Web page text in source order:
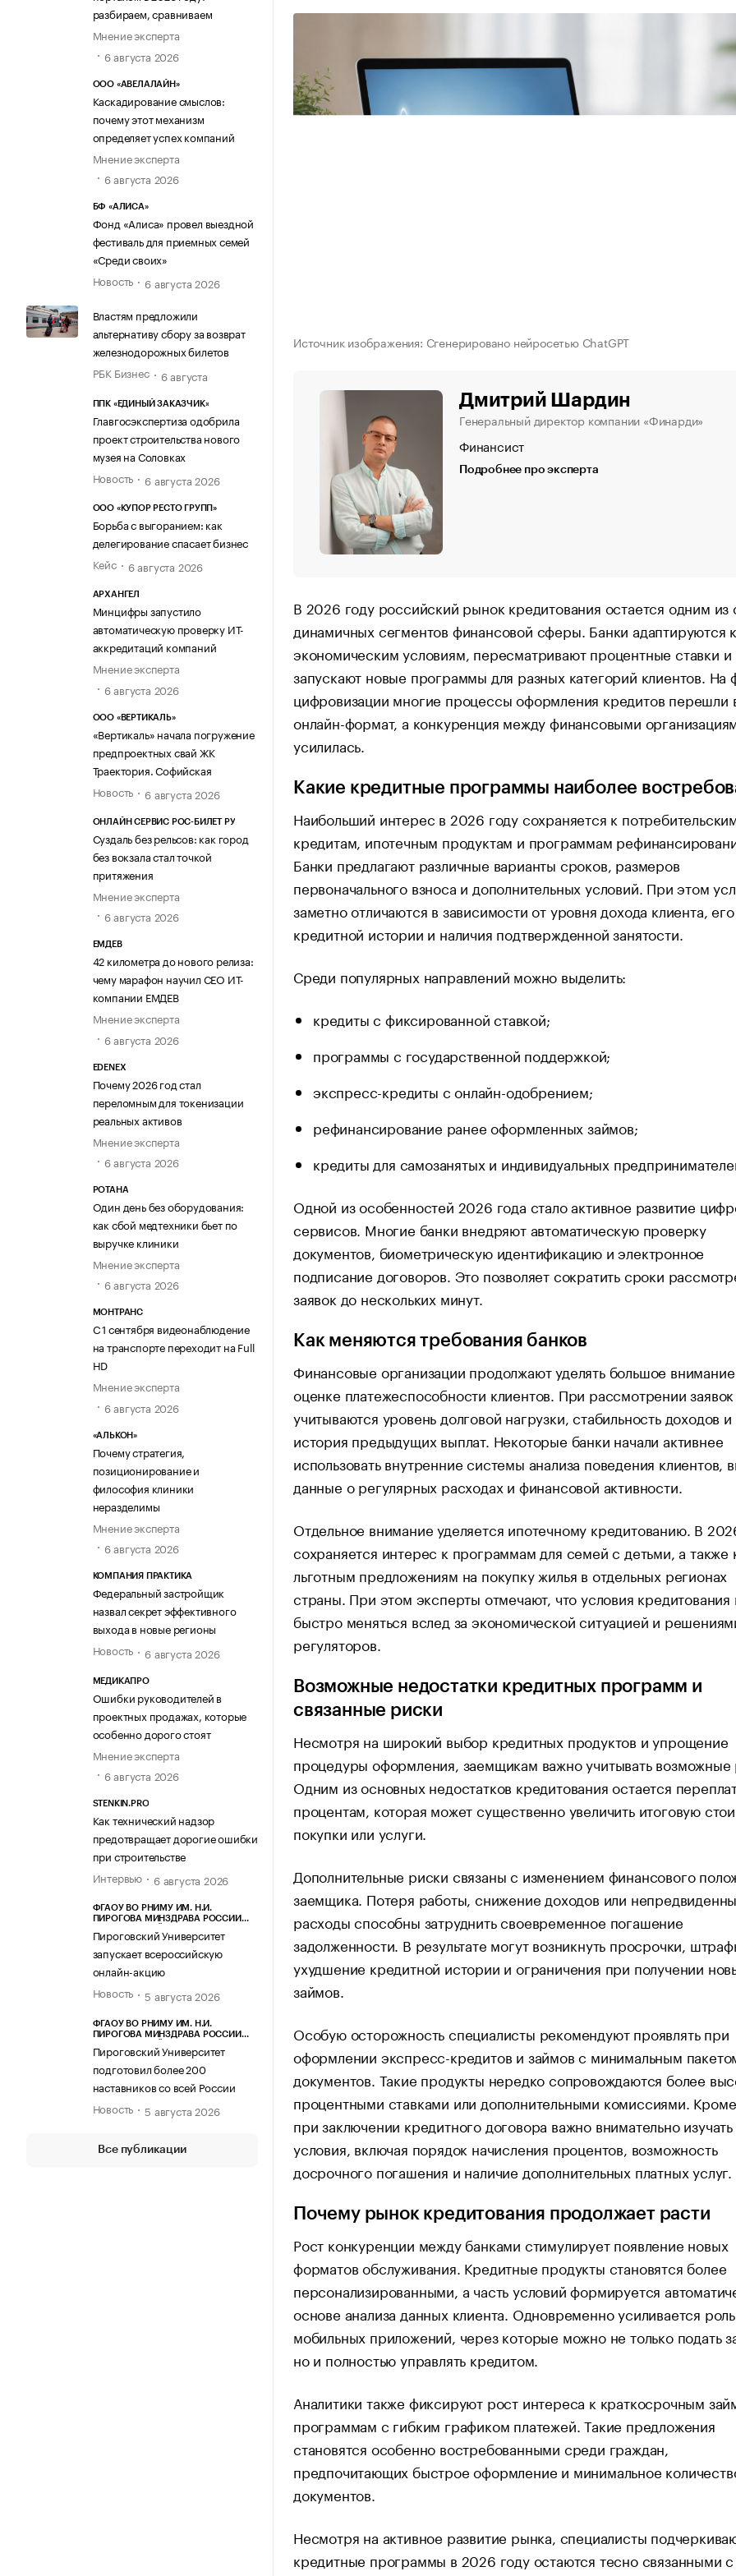
разбираем, сравниваем
Мнение эксперта
6 августа 2026
ООО «АВЕЛАЛАЙН»
Каскадирование смыслов:
почему этот механизм
определяет успех компаний
Мнение эксперта
6 августа 2026
БФ «АЛИСА»
Фонд «Алиса» провел выездной
фестиваль для приемных семей
«Среди своих»
Новость
6 августа 2026
Властям предложили
альтернативу сбору за возврат
железнодорожных билетов
РБК Бизнес
6 августа
ППК «ЕДИНЫЙ ЗАКАЗЧИК»
Главгосэкспертиза одобрила
проект строительства нового
музея на Соловках
Новость
6 августа 2026
ООО «КУПОР РЕСТО ГРУПП»
Борьба с выгоранием: как
делегирование спасает бизнес
Кейс
6 августа 2026
АРХАНГЕЛ
Минцифры запустило
автоматическую проверку ИТ-
аккредитаций компаний
Мнение эксперта
6 августа 2026
ООО «ВЕРТИКАЛЬ»
«Вертикаль» начала погружение
предпроектных свай ЖК
Траектория. Софийская
Новость
6 августа 2026
ОНЛАЙН СЕРВИС РОС-БИЛЕТ РУ
Суздаль без рельсов: как город
без вокзала стал точкой
притяжения
Мнение эксперта
6 августа 2026
ЕМДЕВ
42 километра до нового релиза:
чему марафон научил СЕО ИТ-
компании ЕМДЕВ
Мнение эксперта
6 августа 2026
EDENEX
Почему 2026 год стал
переломным для токенизации
реальных активов
Мнение эксперта
6 августа 2026
РОТАНА
Один день без оборудования:
как сбой медтехники бьет по
выручке клиники
Мнение эксперта
6 августа 2026
МОНТРАНС
С 1 сентября видеонаблюдение
на транспорте переходит на Full
HD
Мнение эксперта
6 августа 2026
«АЛЬКОН»
Почему стратегия,
позиционирование и
философия клиники
неразделимы
Мнение эксперта
6 августа 2026
КОМПАНИЯ ПРАКТИКА
Федеральный застройщик
назвал секрет эффективного
выхода в новые регионы
Новость
6 августа 2026
МЕДИКАПРО
Ошибки руководителей в
проектных продажах, которые
особенно дорого стоят
Мнение эксперта
6 августа 2026
STENKIN.PRO
Как технический надзор
предотвращает дорогие ошибки
при строительстве
Интервью
6 августа 2026
ФГАОУ ВО РНИМУ ИМ. Н.И.
ПИРОГОВА МИНЗДРАВА РОССИИ
Пироговский Университет
запускает всероссийскую
онлайн-акцию
Новость
5 августа 2026
ФГАОУ ВО РНИМУ ИМ. Н.И.
ПИРОГОВА МИНЗДРАВА РОССИИ
Пироговский Университет
подготовил более 200
наставников со всей России
Новость
5 августа 2026
Все публикации
Источник изображения: Сгенерировано нейросетью ChatGPT
Дмитрий Шардин
Генеральный директор компании «Финарди»
Финансист
Подробнее про эксперта
В 2026 году российский рынок кредитования остается одним из
динамичных сегментов финансовой сферы. Банки адаптируются к
экономическим условиям, пересматривают процентные ставки и
запускают новые программы для разных категорий клиентов. На
цифровизации многие процессы оформления кредитов перешли
онлайн-формат, а конкуренция между финансовыми
усилилась.
Какие кредитные программы наиболее
Наибольший интерес в 2026 году сохраняется к
кредитам, ипотечным продуктам и программам
Банки предлагают различные варианты сроков, размеров
первоначального взноса и дополнительных условий. При этом
заметно отличаются в зависимости от уровня дохода клиента, его
кредитной истории и наличия подтвержденной занятости.
Среди популярных направлений можно выделить:
кредиты с фиксированной ставкой;
программы с государственной поддержкой;
экспресс-кредиты с онлайн-одобрением;
рефинансирование ранее оформленных займов;
кредиты для самозанятых и индивидуальных
Одной из особенностей 2026 года стало активное развитие
сервисов. Многие банки внедряют автоматическую проверку
документов, биометрическую идентификацию и электронное
подписание договоров. Это позволяет сократить сроки
заявок до нескольких минут.
Как меняются требования банков
Финансовые организации продолжают уделять большое внимание
оценке платежеспособности клиентов. При рассмотрении заявок
учитываются уровень долговой нагрузки, стабильность доходов и
история предыдущих выплат. Некоторые банки начали активнее
использовать внутренние системы анализа поведения клиентов,
данные о регулярных расходах и финансовой активности.
Отдельное внимание уделяется ипотечному кредитованию. В
сохраняется интерес к программам для семей с детьми, а также
льготным предложениям на покупку жилья в отдельных регионах
страны. При этом эксперты отмечают, что условия кредитования
быстро меняться вслед за экономической ситуацией и
регуляторов.
Возможные недостатки кредитных программ и
связанные риски
Несмотря на широкий выбор кредитных продуктов и упрощение
процедуры оформления, заемщикам важно учитывать возможные
Одним из основных недостатков кредитования остается
процентам, которая может существенно увеличить итоговую
покупки или услуги.
Дополнительные риски связаны с изменением финансового
заемщика. Потеря работы, снижение доходов или
расходы способны затруднить своевременное погашение
задолженности. В результате могут возникнуть просрочки,
ухудшение кредитной истории и ограничения при получении
займов.
Особую осторожность специалисты рекомендуют проявлять при
оформлении экспресс-кредитов и займов с минимальным
документов. Такие продукты нередко сопровождаются более
процентными ставками или дополнительными комиссиями. Кроме
при заключении кредитного договора важно внимательно
условия, включая порядок начисления процентов, возможность
досрочного погашения и наличие дополнительных платных услуг.
Почему рынок кредитования продолжает расти
Рост конкуренции между банками стимулирует появление новых
форматов обслуживания. Кредитные продукты становятся более
персонализированными, а часть условий формируется
основе анализа данных клиента. Одновременно усиливается роль
мобильных приложений, через которые можно не только подать
но и полностью управлять кредитом.
Аналитики также фиксируют рост интереса к краткосрочным
программам с гибким графиком платежей. Такие предложения
становятся особенно востребованными среди граждан,
предпочитающих быстрое оформление и минимальное
документов.
Несмотря на активное развитие рынка, специалисты
кредитные программы в 2026 году остаются тесно связанными